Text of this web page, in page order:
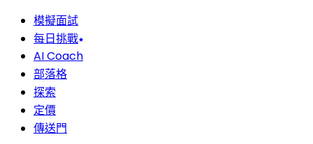
模擬面試
每日挑戰
AI Coach
部落格
探索
定價
傳送門